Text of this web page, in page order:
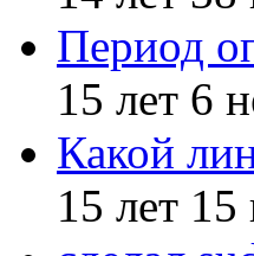
Период
15 лет 6
Какой
15 лет 15